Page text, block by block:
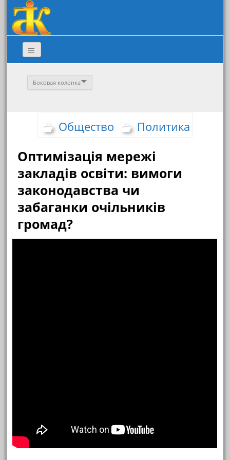
Боковая колонка
Общество Политика
Оптимізація мережі
закладів освіти: вимоги
законодавства чи
забаганки очільників
громад?